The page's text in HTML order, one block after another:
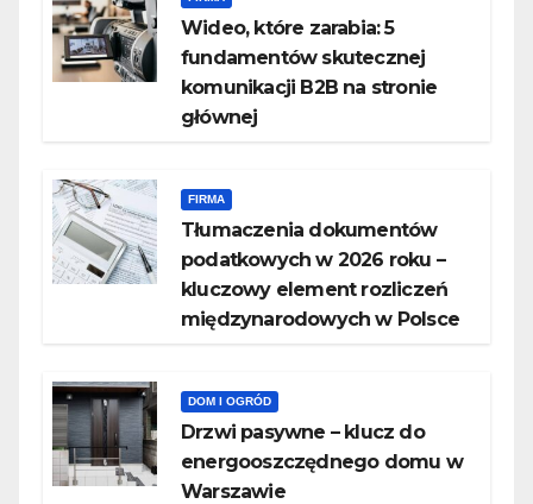
Wideo, które zarabia: 5
fundamentów skutecznej
komunikacji B2B na stronie
głównej
FIRMA
Tłumaczenia dokumentów
podatkowych w 2026 roku –
kluczowy element rozliczeń
międzynarodowych w Polsce
DOM I OGRÓD
Drzwi pasywne – klucz do
energooszczędnego domu w
Warszawie